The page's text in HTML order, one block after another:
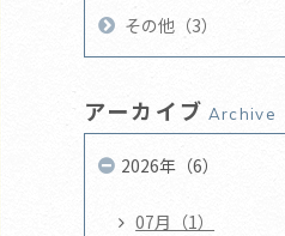
その他（3）
アーカイブ Archive
2026年（6）
07月（1）